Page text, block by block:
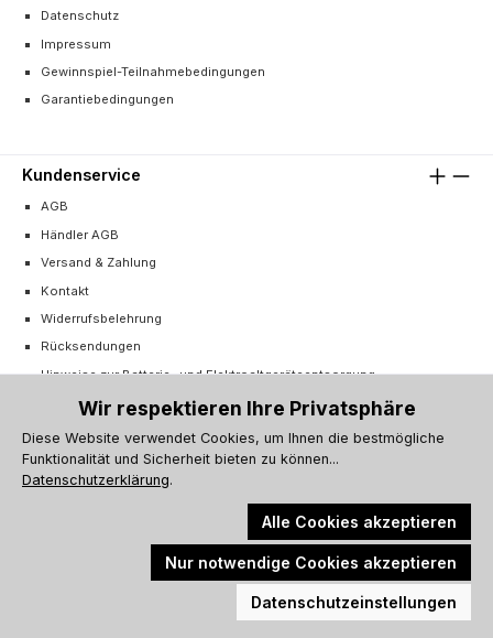
Datenschutz
Impressum
Gewinnspiel-Teilnahmebedingungen
Garantiebedingungen
Kundenservice
AGB
Händler AGB
Versand & Zahlung
Kontakt
Widerrufsbelehrung
Rücksendungen
Hinweise zur Batterie- und Elektroaltgeräteentsorgung
Cookie-Einstellungen
Vertrag widerrufen
Barrierefreiheitserklärung
Alle Preise inkl. gesetzl. Mehrwertsteuer zzgl.Versandkostenund ggf.
Nachnahmegebühren, wenn nicht anders angegeben.
© 2026 Küchenprofi Group Online-Shop - Alle Rechte vorbehalten.
Wir respektieren Ihre Privatsphäre
Diese Website verwendet Cookies, um Ihnen die bestmögliche
Funktionalität und Sicherheit bieten zu können...
Datenschutzerklärung.
Alle Cookies akzeptieren
Nur notwendige Cookies akzeptieren
Datenschutzeinstellungen